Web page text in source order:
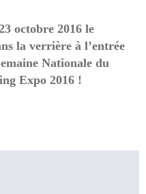
octobre 2016 le
la verrière à l’entrée
Nationale du
Expo 2016 !